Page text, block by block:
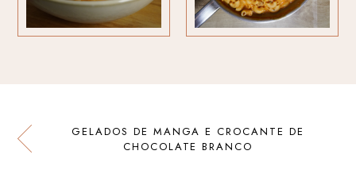
GELADOS DE MANGA E CROCANTE DE
CHOCOLATE BRANCO